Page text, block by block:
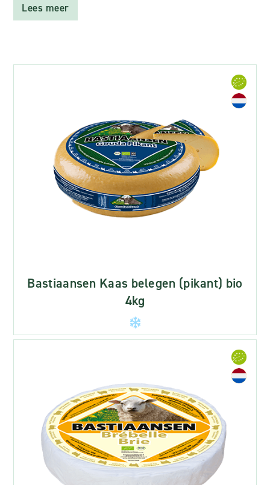
Lees meer
Bastiaansen Kaas belegen (pikant) bio
4kg